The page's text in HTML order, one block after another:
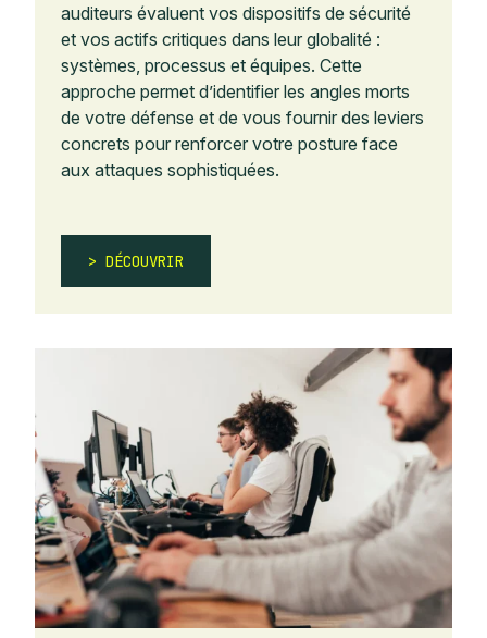
auditeurs évaluent vos dispositifs de sécurité
et vos actifs critiques dans leur globalité :
systèmes, processus et équipes. Cette
approche permet d’identifier les angles morts
de votre défense et de vous fournir des leviers
concrets pour renforcer votre posture face
aux attaques sophistiquées.
DÉCOUVRIR